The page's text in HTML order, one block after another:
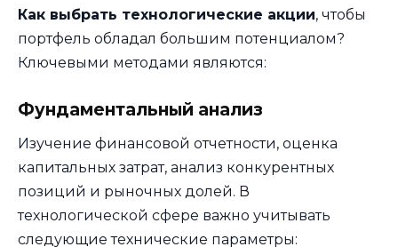
Как выбрать технологические акции, чтобы
портфель обладал большим потенциалом?
Ключевыми методами являются:
Фундаментальный анализ
Изучение финансовой отчетности, оценка
капитальных затрат, анализ конкурентных
позиций и рыночных долей. В
технологической сфере важно учитывать
следующие технические параметры: